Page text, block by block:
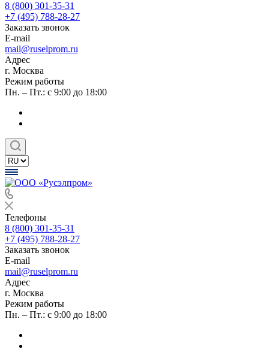
8 (800) 301-35-31
+7 (495) 788-28-27
Заказать звонок
E-mail
mail@ruselprom.ru
Адрес
г. Москва
Режим работы
Пн. – Пт.: с 9:00 до 18:00
Телефоны
8 (800) 301-35-31
+7 (495) 788-28-27
Заказать звонок
E-mail
mail@ruselprom.ru
Адрес
г. Москва
Режим работы
Пн. – Пт.: с 9:00 до 18:00